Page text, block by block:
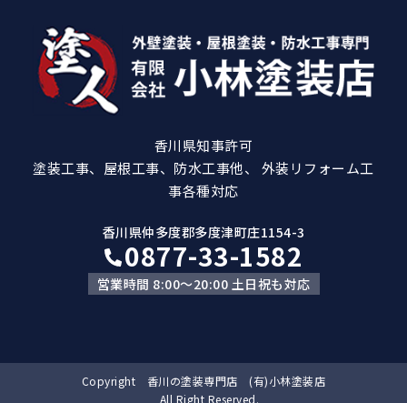
香川県知事許可
塗装工事、屋根工事、防水工事他、 外装リフォーム工
事各種対応
香川県仲多度郡多度津町庄1154-3
0877-33-1582
営業時間 8:00～20:00 土日祝も対応
Copyright 香川の塗装専門店 (有)小林塗装店
All Right Reserved.